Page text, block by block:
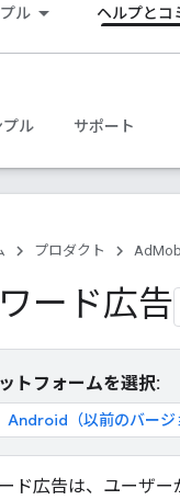
ル ヘルプとコ
プル サポート
プロダクト AdMob
ード広告
トフォームを選択:
Android（以前のバージ
ド広告は、ユーザ